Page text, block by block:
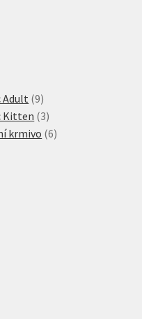
Adult 99
produktů
Kitten 33
produkty
krmivo 66